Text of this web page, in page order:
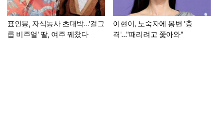
표인봉, 자식농사 초대박…'걸그
룹 비주얼' 딸, 여주 꿰찼다
이현이, 노숙자에 봉변 '충
격'…"때리려고 쫓아와"